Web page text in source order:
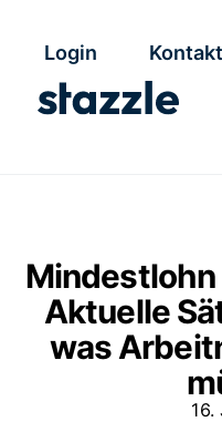
Login Kontakt
Aktuelle
was
16.